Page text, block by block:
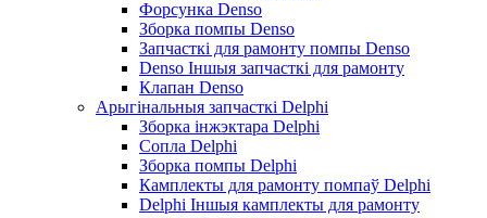
Форсунка Denso
Зборка помпы Denso
Запчасткі для рамонту помпы Denso
Denso Іншыя запчасткі для рамонту
Клапан Denso
Арыгінальныя запчасткі Delphi
Зборка інжэктара Delphi
Сопла Delphi
Зборка помпы Delphi
Камплекты для рамонту помпаў Delphi
Delphi Іншыя камплекты для рамонту